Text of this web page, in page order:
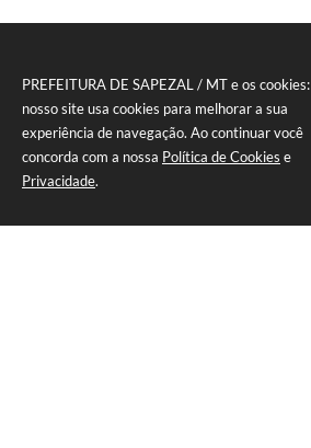
PREFEITURA DE SAPEZAL / MT e os cookies:
nosso site usa cookies para melhorar a sua
experiência de navegação. Ao continuar você
concorda com a nossa Política de Cookies e
Privacidade.